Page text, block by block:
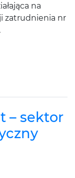
na
zatrudnienia nr
– sektor